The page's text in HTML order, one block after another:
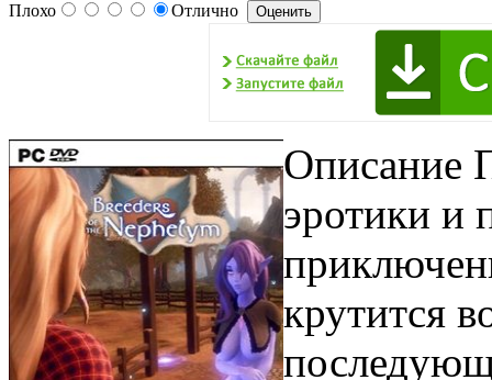
Плохо Отлично
Описание
эротики и
крутится